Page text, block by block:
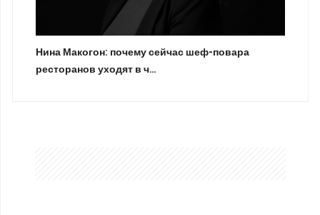
Нина Макогон: почему сейчас шеф-повара
ресторанов уходят в ч…